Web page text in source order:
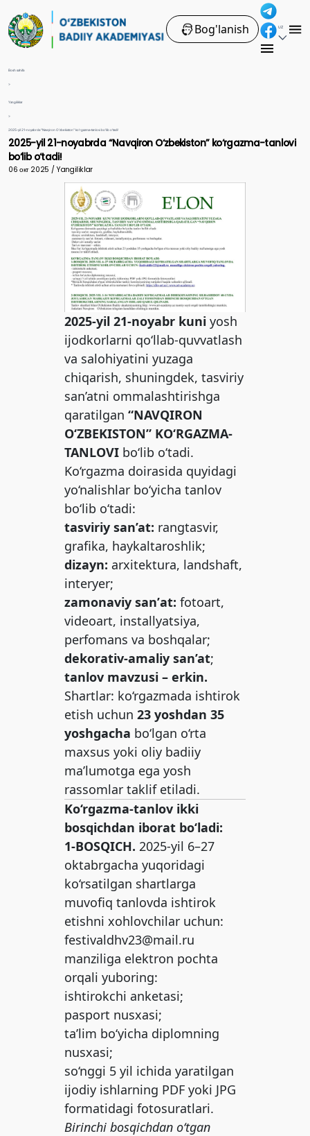
Bog'lanish UZ
Bosh sahifa
>
Yangiliklar
>
2025-yil 21-noyabrda “Navqiron O‘zbekiston” ko‘rgazma-tanlovi bo‘lib o‘tadi!
2025-yil 21-noyabrda “Navqiron O‘zbekiston” ko‘rgazma-tanlovi
bo‘lib o‘tadi!
06 окт 2025 / Yangiliklar
2025-yil 21-noyabr kuni yosh
ijodkorlarni qo‘llab-quvvatlash
va salohiyatini yuzaga
chiqarish, shuningdek, tasviriy
san’atni ommalashtirishga
qaratilgan“NAVQIRON
O‘ZBEKISTON” KO‘RGAZMA-
TANLOVI bo‘lib o‘tadi.
Ko‘rgazma doirasida quyidagi
yo‘nalishlar bo‘yicha tanlov
bo‘lib o‘tadi:
tasviriy san’at: rangtasvir,
grafika, haykaltaroshlik;
dizayn: arxitektura, landshaft,
interyer;
zamonaviy sanʼat: fotoart,
videoart, installyatsiya,
perfomans va boshqalar;
dekorativ-amaliy san’at;
tanlov mavzusi – erkin.
Shartlar: ko‘rgazmada ishtirok
etish uchun23 yoshdan 35
yoshgacha bo‘lgan o‘rta
maxsus yoki oliy badiiy
ma’lumotga ega yosh
rassomlar taklif etiladi.
Ko‘rgazma-tanlov ikki
bosqichdan iborat bo‘ladi:
1-BOSQICH. 2025-yil 6–27
oktabrgacha yuqoridagi
ko‘rsatilgan shartlarga
muvofiq tanlovda ishtirok
etishni xohlovchilar uchun:
festivaldhv23@mail.ru
manziliga elektron pochta
orqali yuboring:
ishtirokchi anketasi;
pasport nusxasi;
ta’lim bo‘yicha diplomning
nusxasi;
so‘nggi 5 yil ichida yaratilgan
ijodiy ishlarning PDF yoki JPG
formatidagi fotosuratlari.
Birinchi bosqichdan o‘tgan